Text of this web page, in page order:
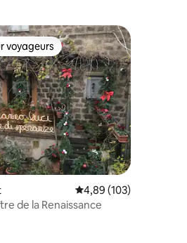
base de 40 commentaires : 5 sur 5
voyageurs
voyageurs
Évaluation moyenne
4,89 (103)
de la Renaissance